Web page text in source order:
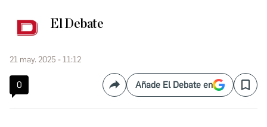
El Debate
21 may. 2025 - 11:12
0 CompartirAñade El Debate en Save